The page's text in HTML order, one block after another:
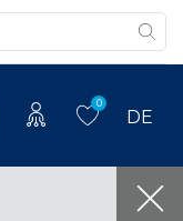
0
DE